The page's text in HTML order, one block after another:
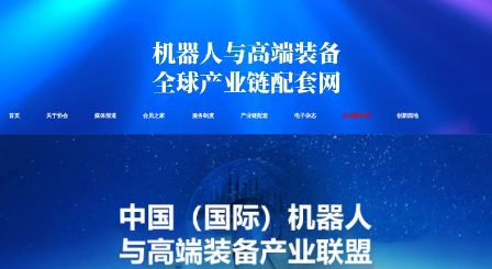
首页 关于协会 媒体报道 会员之家 服务制度 产业链配套 电子杂志 企业家介绍 创新园地